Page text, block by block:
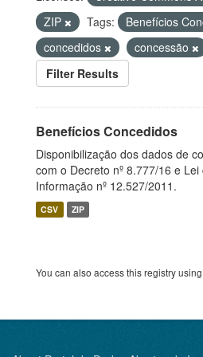
ZIP
Tags:
Benefícios
concedidos
concessão
Filter Results
Benefícios Concedidos
Disponibilização dos dados de
com o Decreto nº 8.777/16 e
Informação nº 12.527/2011.
CSV ZIP
You can also access this registry